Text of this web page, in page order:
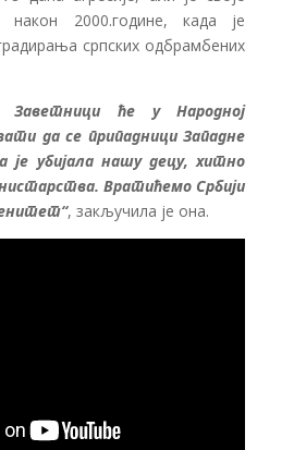
2000.године, када је
српских одбрамбених
Заветници ће у Народној
да се припадници Западне
је убијала нашу децу, хитно
Вратићемо Србији
, закључила је она.